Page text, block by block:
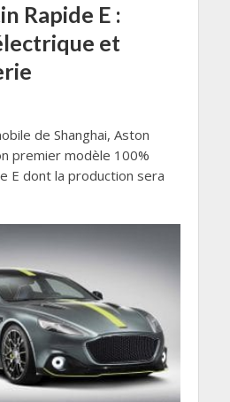
Rapide E :
et
de Shanghai, Aston
premier modèle 100%
E dont la production sera